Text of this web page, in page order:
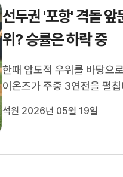
선두권 '포항' 격돌 앞
위? 승률은 하락 중
한때 압도적 우위를 바탕으
이온즈가 주중 3연전을 펼
을 노립니다.지난 주말 펼
석원 2026년 05월 19일